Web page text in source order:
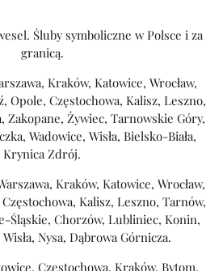
Śluby symboliczne w Polsce i za
granicą.
Kraków, Katowice, Wrocław,
Opole, Częstochowa, Kalisz, Leszno,
Zakopane, Żywiec, Tarnowskie Góry,
Wadowice, Wisła, Bielsko-Biała,
Krynica Zdrój.
Kraków, Katowice, Wrocław,
Kalisz, Leszno, Tarnów,
Śląskie, Chorzów, Lubliniec, Konin,
Nysa, Dąbrowa Górnicza.
Częstochowa, Kraków, Bytom,